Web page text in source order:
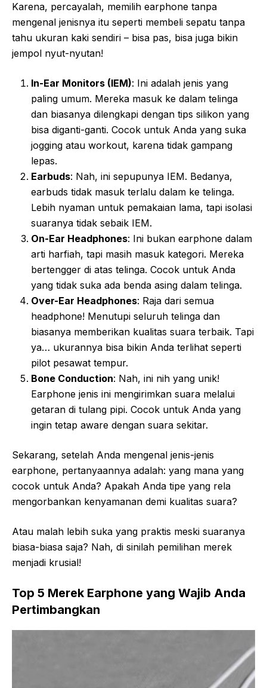
Karena, percayalah, memilih earphone tanpa
mengenal jenisnya itu seperti membeli sepatu tanpa
tahu ukuran kaki sendiri – bisa pas, bisa juga bikin
jempol nyut-nyutan!
In-Ear Monitors (IEM): Ini adalah jenis yang
paling umum. Mereka masuk ke dalam telinga
dan biasanya dilengkapi dengan tips silikon yang
bisa diganti-ganti. Cocok untuk Anda yang suka
jogging atau workout, karena tidak gampang
lepas.
Earbuds: Nah, ini sepupunya IEM. Bedanya,
earbuds tidak masuk terlalu dalam ke telinga.
Lebih nyaman untuk pemakaian lama, tapi isolasi
suaranya tidak sebaik IEM.
On-Ear Headphones: Ini bukan earphone dalam
arti harfiah, tapi masih masuk kategori. Mereka
bertengger di atas telinga. Cocok untuk Anda
yang tidak suka ada benda asing dalam telinga.
Over-Ear Headphones: Raja dari semua
headphone! Menutupi seluruh telinga dan
biasanya memberikan kualitas suara terbaik. Tapi
ya… ukurannya bisa bikin Anda terlihat seperti
pilot pesawat tempur.
Bone Conduction: Nah, ini nih yang unik!
Earphone jenis ini mengirimkan suara melalui
getaran di tulang pipi. Cocok untuk Anda yang
ingin tetap aware dengan suara sekitar.
Sekarang, setelah Anda mengenal jenis-jenis
earphone, pertanyaannya adalah: yang mana yang
cocok untuk Anda? Apakah Anda tipe yang rela
mengorbankan kenyamanan demi kualitas suara?
Atau malah lebih suka yang praktis meski suaranya
biasa-biasa saja? Nah, di sinilah pemilihan merek
menjadi krusial!
Top 5 Merek Earphone yang Wajib Anda
Pertimbangkan